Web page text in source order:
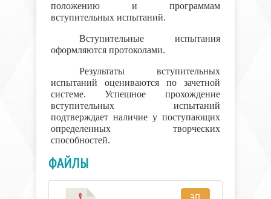
положению и программам
вступительных испытаний.
Вступительные испытания
оформляются протоколами.
Результаты вступительных
испытаний оцениваются по зачетной
системе. Успешное прохождение
вступительных испытаний
подтверждает наличие у поступающих
определенных творческих
способностей.
ФАЙЛЫ